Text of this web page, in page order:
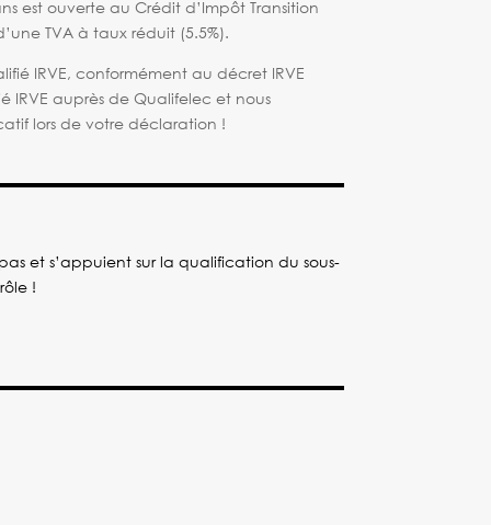
est ouverte au Crédit d’Impôt Transition
TVA à taux réduit (5.5%).
IRVE, conformément au décret IRVE
IRVE auprès de Qualifelec et nous
lors de votre déclaration !
et s’appuient sur la qualification du sous-
!